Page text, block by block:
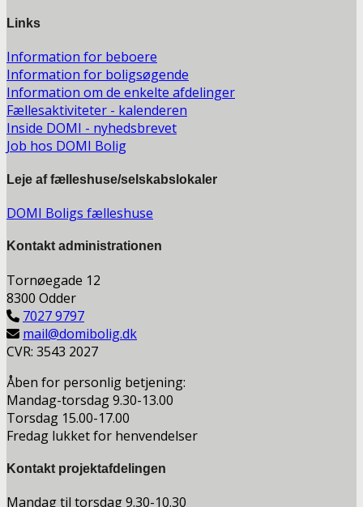
Links
Information for beboere
Information for boligsøgende
Information om de enkelte afdelinger
Fællesaktiviteter - kalenderen
Inside DOMI - nyhedsbrevet
Job hos DOMI Bolig
Leje af fælleshuse/selskabslokaler
DOMI Boligs fælleshuse
Kontakt administrationen
Tornøegade 12
8300 Odder
7027 9797
mail@domibolig.dk
CVR: 3543 2027
Åben for personlig betjening:
Mandag-torsdag 9.30-13.00
Torsdag 15.00-17.00
Fredag lukket for henvendelser
Kontakt projektafdelingen
Mandag til torsdag 9.30-10.30